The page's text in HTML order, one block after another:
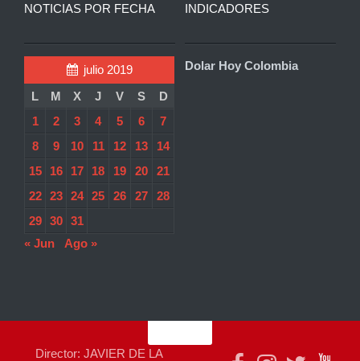
NOTICIAS POR FECHA
julio 2019
L
M X J V S
D
1
2 3 4 5 6
7
8
9 10 11 12 13
14
15
16 17 18 19 20
21
22
23 24 25 26 27
28
29
30
31
« Jun
Ago »
INDICADORES
Dolar Hoy Colombia
Director: JAVIER DE LA